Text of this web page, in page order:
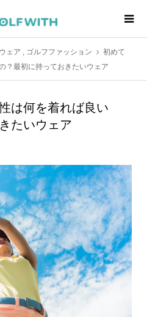
ェア , ゴルフファッション
初めて
？最初に持っておきたいウェア
は何を着れば良い
たいウェア